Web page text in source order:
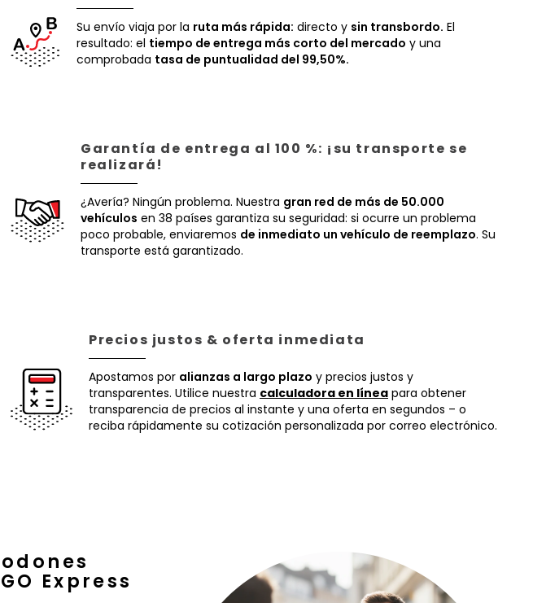
Su envío viaja por la ruta más rápida: directo y sin transbordo. El
resultado: el tiempo de entrega más corto del mercado y una
comprobada tasa de puntualidad del 99,50%.
Garantía de entrega al 100 %: ¡su transporte se
realizará!
¿Avería? Ningún problema. Nuestra gran red de más de 50.000
vehículos en 38 países garantiza su seguridad: si ocurre un problema
poco probable, enviaremos de inmediato un vehículo de reemplazo. Su
transporte está garantizado.
Precios justos & oferta inmediata
Apostamos por alianzas a largo plazo y precios justos y
transparentes. Utilice nuestra calculadora en línea para obtener
transparencia de precios al instante y una oferta en segundos – o
reciba rápidamente su cotización personalizada por correo electrónico.
Express